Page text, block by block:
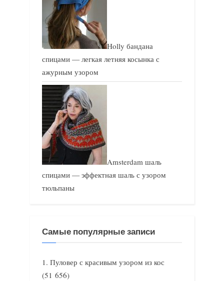
Holly бандана
спицами — легкая летняя косынка с
ажурным узором
Amsterdam шаль
спицами — эффектная шаль с узором
тюльпаны
Самые популярные записи
Пуловер с красивым узором из кос
(51 656)